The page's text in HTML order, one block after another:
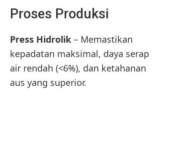
Proses Produksi
Press Hidrolik– Memastikan
kepadatan maksimal, daya serap
air rendah (<6%), dan ketahanan
aus yang superior.